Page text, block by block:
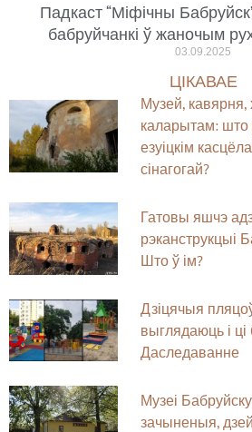
Падкаст “Міфічны
бабруйчанкі ў жаночым
03.09.2025
ЦІКАВАЕ
Музей, кавярня,
каларытам: што
езуіцкім
сінагогай?
Гатовы яшчэ
рэканструкцыі
Што ў ім?
Дзіцячыя
выглядаюць і
Даследаванне
Музеі
зачыненыя,